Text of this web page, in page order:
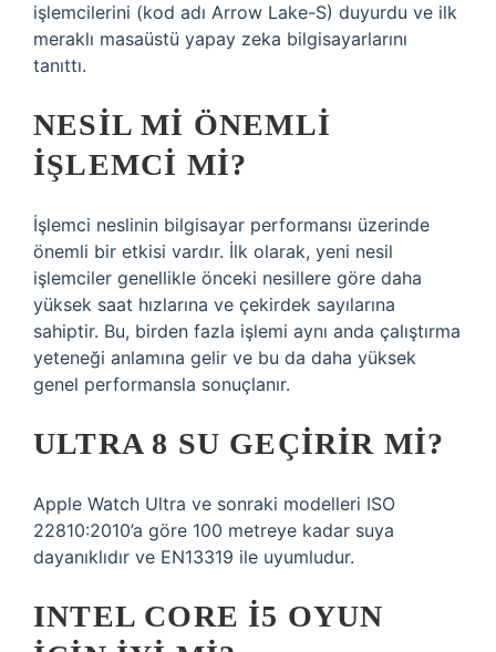
işlemcilerini (kod adı Arrow Lake-S) duyurdu ve ilk
meraklı masaüstü yapay zeka bilgisayarlarını
tanıttı.
NESIL MI ÖNEMLI
IŞLEMCI MI?
İşlemci neslinin bilgisayar performansı üzerinde
önemli bir etkisi vardır. İlk olarak, yeni nesil
işlemciler genellikle önceki nesillere göre daha
yüksek saat hızlarına ve çekirdek sayılarına
sahiptir. Bu, birden fazla işlemi aynı anda çalıştırma
yeteneği anlamına gelir ve bu da daha yüksek
genel performansla sonuçlanır.
ULTRA 8 SU GEÇIRIR MI?
Apple Watch Ultra ve sonraki modelleri ISO
22810:2010’a göre 100 metreye kadar suya
dayanıklıdır ve EN13319 ile uyumludur.
INTEL CORE I5 OYUN